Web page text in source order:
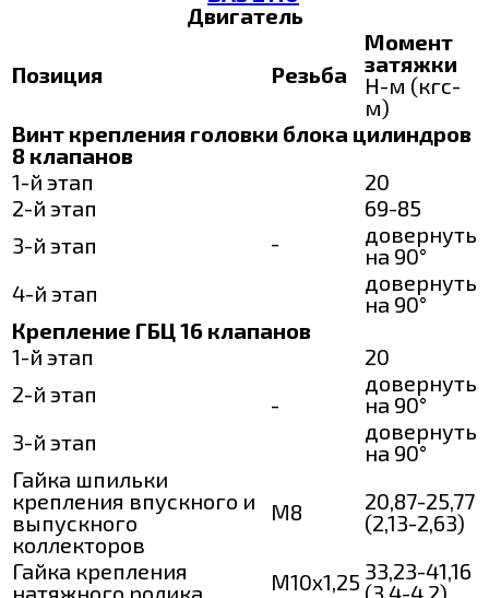
Двигатель
Позиция Резьба
Момент
затяжки
Н-м (кгс-
м)
Винт крепления головки блока цилиндров
8 клапанов
1-й этап
-
20
2-й этап
69-85
3-й этап
довернуть
на 90°
4-й этап
довернуть
на 90°
Крепление ГБЦ 16 клапанов
1-й этап
-
20
2-й этап
довернуть
на 90°
3-й этап
довернуть
на 90°
Гайка шпильки
крепления впускного и
выпускного
коллекторов
М8
20,87-25,77
(2,13-2,63)
Гайка крепления
натяжного ролика
М10х1,25 33,23-41,16
(3,4-4,2)